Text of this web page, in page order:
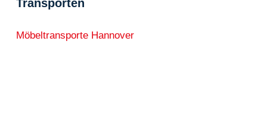
Transporten
Möbeltransporte Hannover